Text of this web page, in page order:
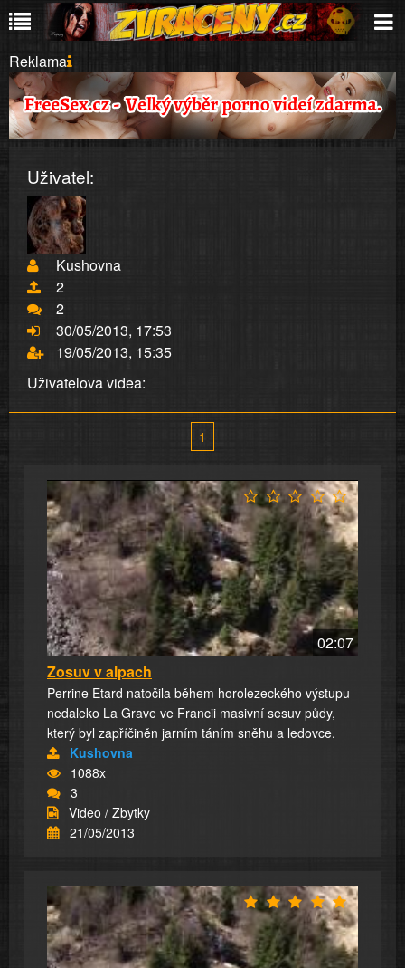
Reklama
Uživatel:
Kushovna
2
2
30/05/2013, 17:53
19/05/2013, 15:35
Uživatelova videa:
1
02:07
Zosuv v alpach
Perrine Etard natočila během horolezeckého výstupu
nedaleko La Grave ve Francii masivní sesuv půdy,
který byl zapříčiněn jarním táním sněhu a ledovce.
Kushovna
1088x
3
Video / Zbytky
21/05/2013